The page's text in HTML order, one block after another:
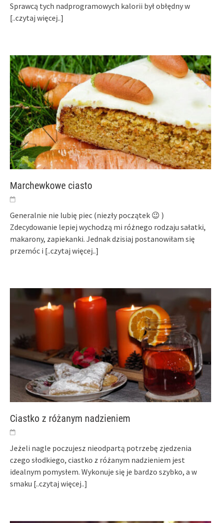
Sprawcą tych nadprogramowych kalorii był obłędny w
[..czytaj więcej..]
Marchewkowe ciasto
Generalnie nie lubię piec (niezły początek 😉 )
Zdecydowanie lepiej wychodzą mi różnego rodzaju sałatki,
makarony, zapiekanki. Jednak dzisiaj postanowiłam się
przemóc i [..czytaj więcej..]
Ciastko z różanym nadzieniem
Jeżeli nagle poczujesz nieodpartą potrzebę zjedzenia
czego słodkiego, ciastko z różanym nadzieniem jest
idealnym pomysłem. Wykonuje się je bardzo szybko, a w
smaku [..czytaj więcej..]